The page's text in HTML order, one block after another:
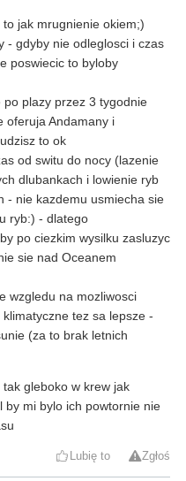
jak mrugnienie okiem;)
- gdyby nie odleglosci i czas
poswiecic to byloby
plazy przez 3 tygodnie
oferuja Andamany i
to ok
od switu do nocy (lazenie
dlubankach i lowienie ryb
- nie kazdemu usmiecha sie
ryb:) - dlatego
po ciezkim wysilku zasluzyc
sie nad Oceanem
wzgledu na mozliwosci
tez sa lepsze -
(za to brak letnich
gleboko w krew jak
by mi bylo ich powtornie nie
Lubię to Zgłoś